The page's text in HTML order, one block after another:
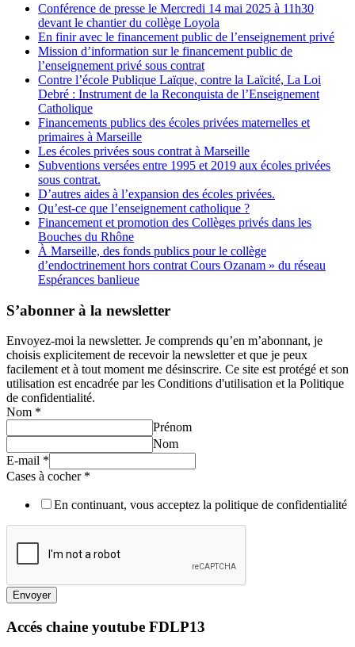
Conférence de presse le Mercredi 14 mai 2025 à 11h30
devant le chantier du collège Loyola
En finir avec le financement public de l’enseignement privé
Mission d’information sur le financement public de
l’enseignement privé sous contrat
Contre l’école Publique Laïque, contre la Laïcité, La Loi
Debré : Instrument de la Reconquista de l’Enseignement
Catholique
Financements publics des écoles privées maternelles et
primaires à Marseille
Les écoles privées sous contrat à Marseille
Subventions versées entre 1995 et 2019 aux écoles privées
sous contrat.
D’autres aides à l’expansion des écoles privées.
Qu’est-ce que l’enseignement catholique ?
Financement et promotion des Collèges privés dans les
Bouches du Rhône
À Marseille, des fonds publics pour le collège
d’endoctrinement hors contrat Cours Ozanam » du réseau
Espérances banlieue
S’abonner à la newsletter
Envoyez-moi la newsletter. Je comprends qu’en m’abonnant, je
choisis explicitement de recevoir la newsletter et que je peux
facilement et à tout moment me désinscrire. Ce site est protégé et son
utilisation est encadrée par les Conditions d'utilisation et la Politique
de confidentialité.
Nom *
Prénom
Nom
E-mail *
Cases à cocher *
En continuant, vous acceptez la politique de confidentialité
Envoyer
Accés chaine youtube FDLP13